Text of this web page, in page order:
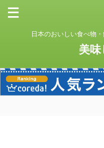
日本のおいしい食べ物
美